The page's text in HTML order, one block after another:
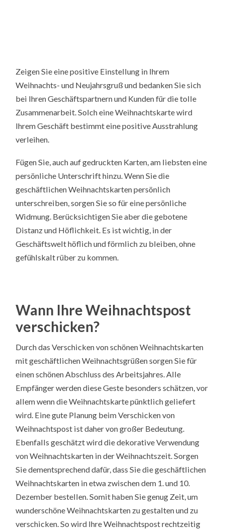
Zeigen Sie eine positive Einstellung in Ihrem
Weihnachts- und Neujahrsgruß und bedanken Sie sich
bei Ihren Geschäftspartnern und Kunden für die tolle
Zusammenarbeit. Solch eine Weihnachtskarte wird
Ihrem Geschäft bestimmt eine positive Ausstrahlung
verleihen.
Fügen Sie, auch auf gedruckten Karten, am liebsten eine
persönliche Unterschrift hinzu. Wenn Sie die
geschäftlichen Weihnachtskarten persönlich
unterschreiben, sorgen Sie so für eine persönliche
Widmung. Berücksichtigen Sie aber die gebotene
Distanz und Höflichkeit. Es ist wichtig, in der
Geschäftswelt höflich und förmlich zu bleiben, ohne
gefühlskalt rüber zu kommen.
Wann Ihre Weihnachtspost
verschicken?
Durch das Verschicken von schönen Weihnachtskarten
mit geschäftlichen Weihnachtsgrüßen sorgen Sie für
einen schönen Abschluss des Arbeitsjahres. Alle
Empfänger werden diese Geste besonders schätzen, vor
allem wenn die Weihnachtskarte pünktlich geliefert
wird. Eine gute Planung beim Verschicken von
Weihnachtspost ist daher von großer Bedeutung.
Ebenfalls geschätzt wird die dekorative Verwendung
von Weihnachtskarten in der Weihnachtszeit. Sorgen
Sie dementsprechend dafür, dass Sie die geschäftlichen
Weihnachtskarten in etwa zwischen dem 1. und 10.
Dezember bestellen. Somit haben Sie genug Zeit, um
wunderschöne Weihnachtskarten zu gestalten und zu
verschicken. So wird Ihre Weihnachtspost rechtzeitig